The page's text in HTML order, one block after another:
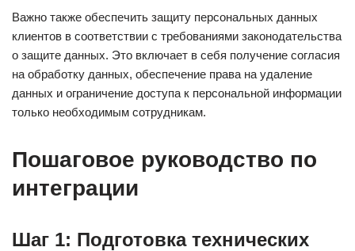
Важно также обеспечить защиту персональных данных
клиентов в соответствии с требованиями законодательства
о защите данных. Это включает в себя получение согласия
на обработку данных, обеспечение права на удаление
данных и ограничение доступа к персональной информации
только необходимым сотрудникам.
Пошаговое руководство по
интеграции
Шаг 1: Подготовка технических